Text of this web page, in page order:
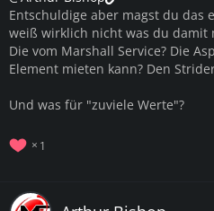
Entschuldige aber magst du das
weiß wirklich nicht was du damit
Die vom Marshall Service? Die
Element mieten kann? Den
Und was für "zuviele Werte"?
1